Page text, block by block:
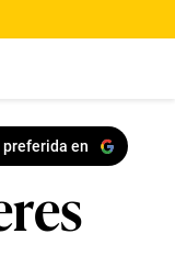
preferida en